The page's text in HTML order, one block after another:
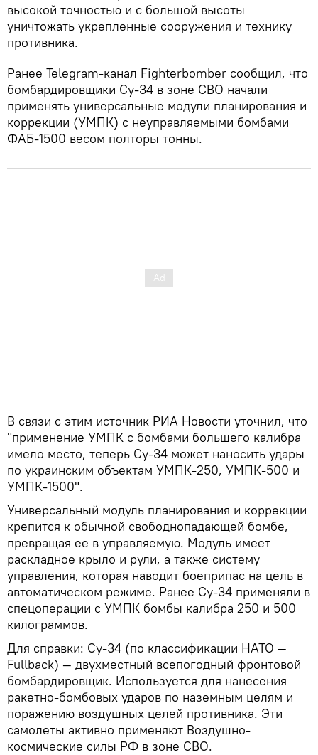
высокой точностью и с большой высоты
уничтожать укрепленные сооружения и технику
противника.
Ранее Telegram-канал Fighterbomber сообщил, что
бомбардировщики Су-34 в зоне СВО начали
применять универсальные модули планирования и
коррекции (УМПК) с неуправляемыми бомбами
ФАБ-1500 весом полторы тонны.
В связи с этим источник РИА Новости уточнил, что
"применение УМПК с бомбами большего калибра
имело место, теперь Су-34 может наносить удары
по украинским объектам УМПК-250, УМПК-500 и
УМПК-1500".
Универсальный модуль планирования и коррекции
крепится к обычной свободнопадающей бомбе,
превращая ее в управляемую. Модуль имеет
раскладное крыло и рули, а также систему
управления, которая наводит боеприпас на цель в
автоматическом режиме. Ранее Су-34 применяли в
спецоперации с УМПК бомбы калибра 250 и 500
килограммов.
Для справки: Су-34 (по классификации НАТО —
Fullback) — двухместный всепогодный фронтовой
бомбардировщик. Используется для нанесения
ракетно-бомбовых ударов по наземным целям и
поражению воздушных целей противника. Эти
самолеты активно применяют Воздушно-
космические силы РФ в зоне СВО.